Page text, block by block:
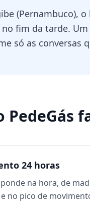
(Pernambuco),
fim da tarde.
só as conversas
PedeGás
24 horas
na hora, de
no pico de